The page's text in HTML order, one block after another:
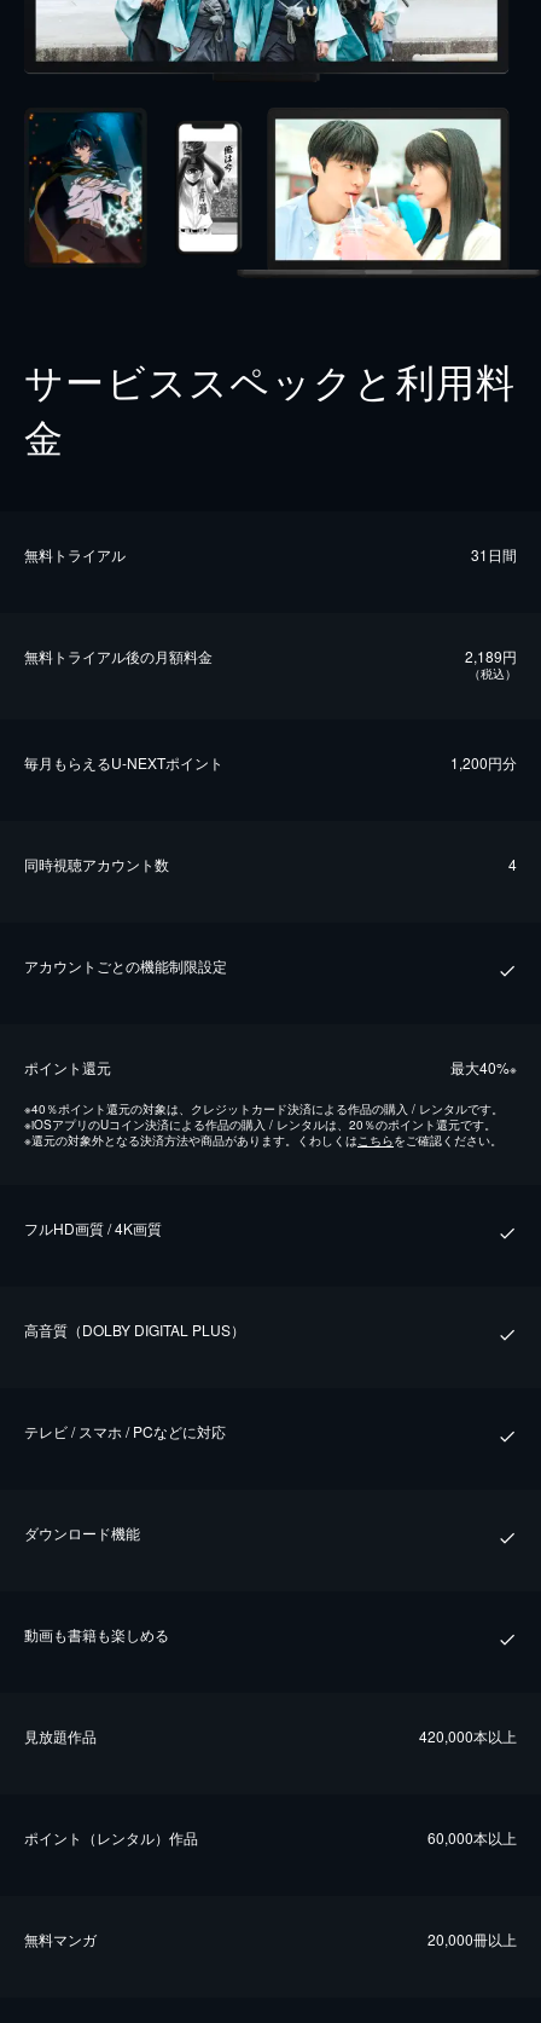
サービススペックと利用料
金
無料トライアル 31日間
無料トライアル後の⽉額料金 2,189円
（税込）
毎⽉もらえるU-NEXTポイント 1,200円分
同時視聴アカウント数 4
アカウントごとの機能制限設定
ポイント還元 最⼤40%※
※40％ポイント還元の対象は、クレジットカード決済による作品の購入 / レンタルです。
※iOSアプリのUコイン決済による作品の購入 / レンタルは、20％のポイント還元です。
※還元の対象外となる決済方法や商品があります。くわしくは こちらをご確認ください。
フルHD画質 / 4K画質
⾼⾳質（DOLBY DIGITAL PLUS）
テレビ / スマホ / PCなどに対応
ダウンロード機能
動画も書籍も楽しめる
⾒放題作品 420,000本以上
ポイント（レンタル）作品 60,000本以上
無料マンガ 20,000冊以上